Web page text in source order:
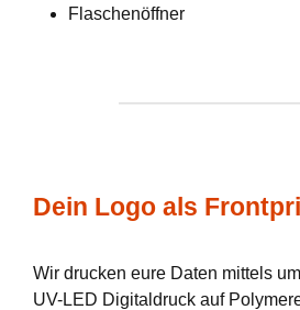
Flaschenöffner
Dein Logo als
Wir drucken eure Daten mittels
UV-LED Digitaldruck auf